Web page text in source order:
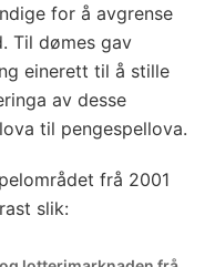
for å avgrense
Til dømes gav
einerett til å stille
av desse
til pengespellova.
frå 2001
slik: